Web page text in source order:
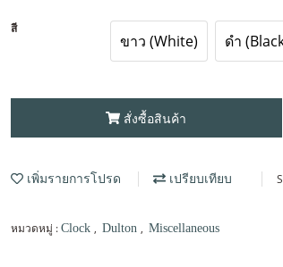
สี
ขาว (White) ดำ
สั่งซื้อสินค้า
เพิ่มรายการโปรด เปรียบเทียบ
หมวดหมู่ : Clock , Dulton , Miscellaneous